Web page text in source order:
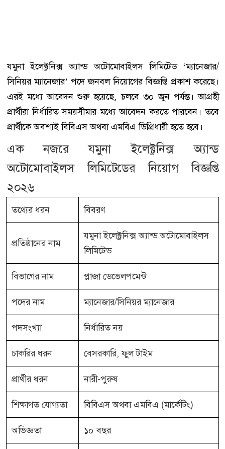
যমুনা ইলেক্ট্রনিক্স অ্যান্ড অটোমোবাইলস লিমিটেড ‘ম্যানেজার/
সিনিয়র ম্যানেজার’ পদে জনবল নিয়োগের বিজ্ঞপ্তি প্রকাশ করেছে।
এরই মধ্যে আবেদন শুরু হয়েছে, চলবে ৩০ জুন পর্যন্ত। আগ্রহী
প্রার্থীরা নির্ধারিত সময়সীমার মধ্যে আবেদন করতে পারবেন। তবে
প্রার্থীকে অবশ্যই বিবিএস অথবা এমবিএ ডিগ্রিধারী হতে হবে।
এক নজরে যমুনা ইলেক্ট্রনিক্স অ্যান্ড
অটোমোবাইলস লিমিটেডের নিয়োগ বিজ্ঞপ্তি
২০২৬
তথ্যের ধরন বিবরণ
প্রতিষ্ঠানের নাম
যমুনা ইলেক্ট্রনিক্স অ্যান্ড অটোমোবাইলস
লিমিটেড
বিভাগের নাম প্লাজা ডেভেলপমেন্ট
পদের নাম ম্যানেজার/সিনিয়র ম্যানেজার
পদসংখ্যা নির্ধারিত নয়
চাকরির ধরন বেসরকারি, ফুল টাইম
প্রার্থীর ধরন নারী-পুরুষ
শিক্ষাগত যোগ্যতা বিবিএস অথবা এমবিএ (মার্কেটিং)
অভিজ্ঞতা ১০ বছর